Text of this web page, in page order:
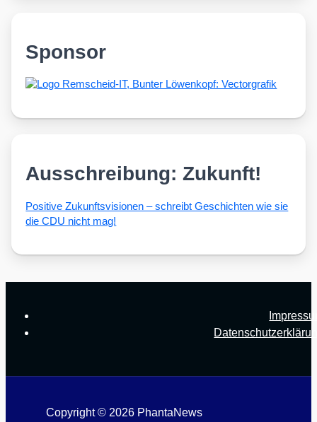
Sponsor
Ausschreibung: Zukunft!
Posi­ti­ve Zukunfts­vi­sio­nen – schreibt Geschich­ten wie sie
die CDU nicht mag!
Copyright © 2026 PhantaNews